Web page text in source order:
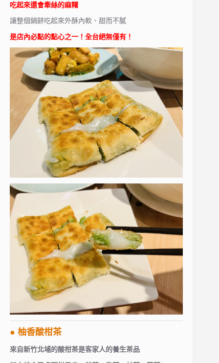
吃起來還會牽絲的麻糬
讓整個鍋餅吃起來外酥內軟、甜而不膩
是店內必點的點心之一！全台絕無僅有！
● 柚香酸柑茶
來自新竹北埔的酸柑茶是客家人的養生茶品